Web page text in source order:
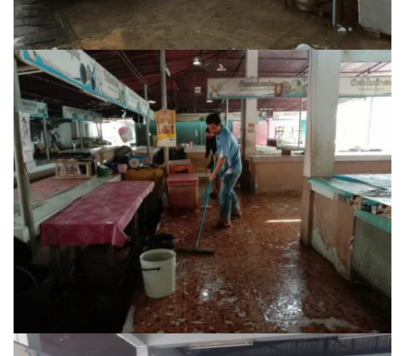
ปัวแฮปปี้รีสอร์ท
ปางชมภูโฮมสเตย์
ปาริชาติเพลส
ภิรมณเพลส
ภูรีสอร์ท
มองดูปัวคอทเทจ
ริมดอยรีสอร์ท
ฤทธิ์รดาโฮม